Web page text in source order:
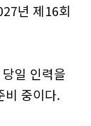
년 제16회
일 인력을
비 중이다.